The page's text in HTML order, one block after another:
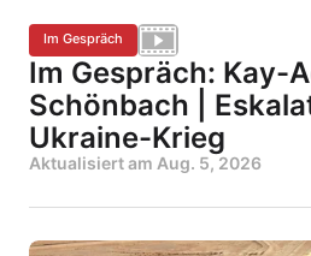
Im Gespräch
Im Gespräch: Kay-
Schönbach |
Ukraine-Krieg
Aktualisiert am Aug. 5, 2026